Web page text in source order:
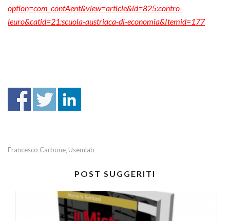
option=com_contAent&view=article&id=825:contro-
leuro&catid=21:scuola-austriaca-di-economia&Itemid=177
Francesco Carbone, Usemlab
POST SUGGERITI